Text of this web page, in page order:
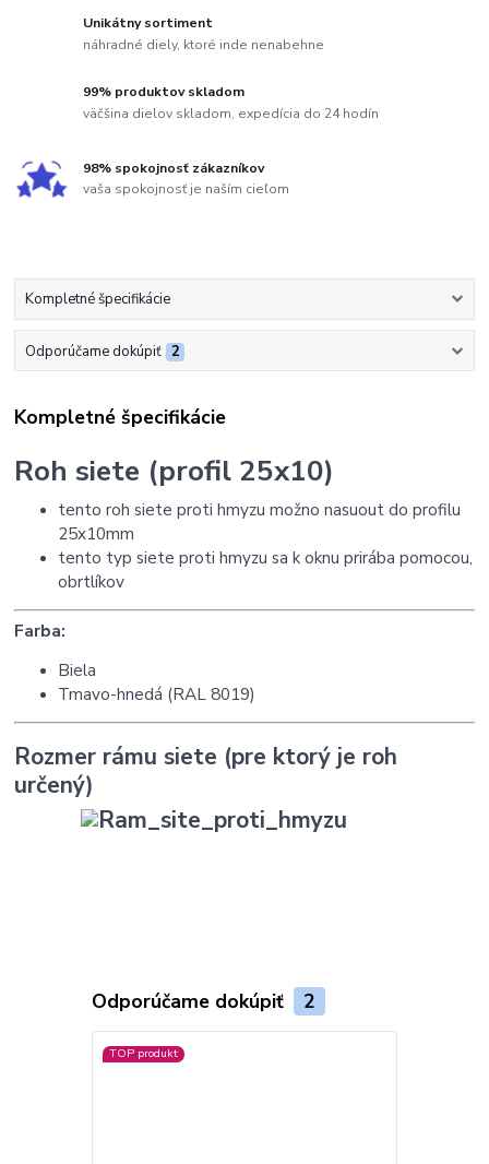
Unikátny sortiment
náhradné diely, ktoré inde nenabehne
99% produktov skladom
väčšina dielov skladom, expedícia do 24 hodín
98% spokojnosť zákazníkov
vaša spokojnosť je naším cieľom
Kompletné špecifikácie
Odporúčame dokúpiť 2
Kompletné špecifikácie
Roh siete (profil 25x10)
tento roh siete proti hmyzu možno nasuout do profilu
25x10mm
tento typ siete proti hmyzu sa k oknu prirába pomocou,
obrtlíkov
Farba:
Biela
Tmavo-hnedá (RAL 8019)
Rozmer rámu siete (pre ktorý je roh
určený)
Odporúčame dokúpiť 2
TOP produkt